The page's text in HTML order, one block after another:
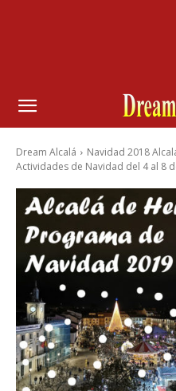
Dream Alcalá Navidad 2018
Actividades de Navidad del 4 al 8